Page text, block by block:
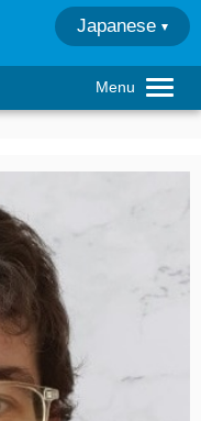
Menu
Japanese